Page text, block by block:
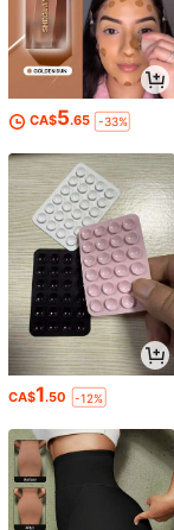
CA$5.65 -33%
CA$1.50 -12%